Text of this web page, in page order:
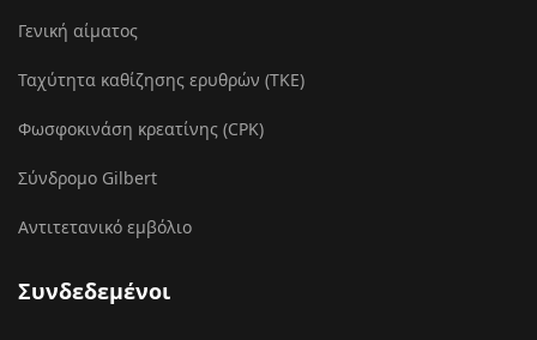
Γενική αίματος
Ταχύτητα καθίζησης ερυθρών (ΤΚΕ)
Φωσφοκινάση κρεατίνης (CPK)
Σύνδρομο Gilbert
Αντιτετανικό εμβόλιο
Συνδεδεμένοι